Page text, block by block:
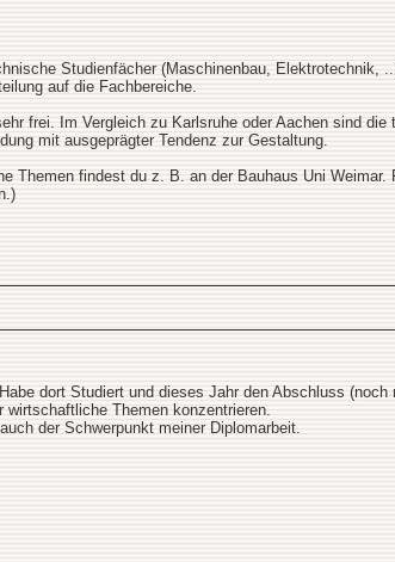
Studienfächer (Maschinenbau,
auf die Fachbereiche.
frei. Im Vergleich zu Karlsruhe oder Aachen sind
mit ausgeprägter Tendenz zur Gestaltung.
Themen findest du z. B. an der Bauhaus Uni
dort Studiert und dieses Jahr den Abschluss (noch
Themen konzentrieren.
der Schwerpunkt meiner Diplomarbeit.